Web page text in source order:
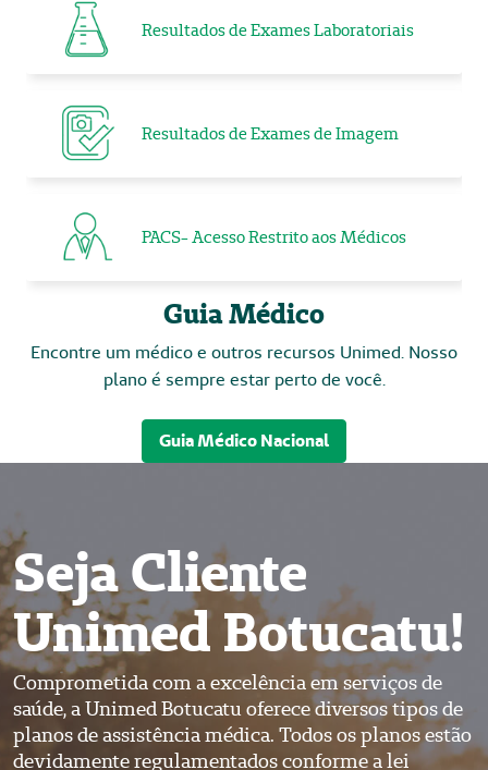
Resultados de Exames Laboratoriais
Resultados de Exames de Imagem
PACS- Acesso Restrito aos Médicos
Guia Médico
Encontre um médico e outros recursos Unimed. Nosso
plano é sempre estar perto de você.
Guia Médico Nacional
Seja Cliente
Unimed Botucatu!
Comprometida com a excelência em serviços de
saúde, a Unimed Botucatu oferece diversos tipos de
planos de assistência médica. Todos os planos estão
devidamente regulamentados conforme a lei